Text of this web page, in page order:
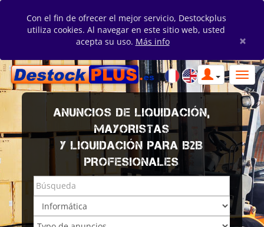
Con el fin de ofrecer el mejor servicio, Destockplus
utiliza cookies. Al navegar en este sitio web, usted
acepta su uso. Más info ×
ANUNCIOS DE LIQUIDACIÓN,
MAYORISTAS
Y LIQUIDACIÓN PARA B2B
PROFESIONALES